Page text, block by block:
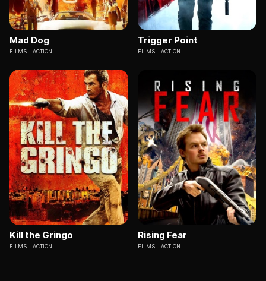
Mad Dog
FILMS ACTION
Trigger Point
FILMS ACTION
Kill the Gringo
FILMS ACTION
Rising Fear
FILMS ACTION